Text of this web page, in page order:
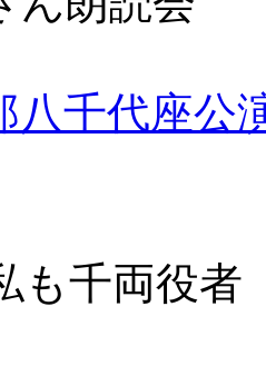
八千代座公
も千両役者